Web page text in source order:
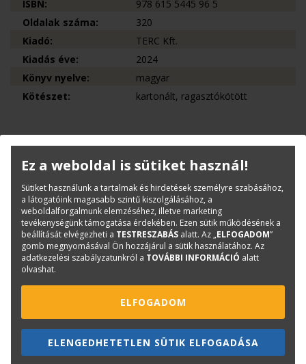
ISBN:
978 615 5445 96 5
Oldalak száma:
320
Kiadó:
TERC Kft.
Kiadás éve:
2024
Könyv nyelve:
magyar
Kötészet:
kartonált, ragasztókötött
Kérdése van?
Könyvesboltvezető
konyvrendeles@terc.hu
+36 70 670 5194
Mások ezt is megvásárolták...
Ez a weboldal is sütiket használ!
Sütiket használunk a tartalmak és hirdetések személyre szabásához,
a látogatóink magasabb szintű kiszolgálásához, a
weboldalforgalmunk elemzéséhez, illetve marketing
tevékenységünk támogatása érdekében. Ezen sütik működésének a
beállítását elvégezheti a TESTRESZABÁS alatt. Az „ELFOGADOM”
gomb megnyomásával Ön hozzájárul a sütik használatához. Az
adatkezelési szabályzatunkról a TOVÁBBI INFORMÁCIÓ alatt
olvashat.
ELFOGADOM
ELENGEDHETETLEN SÜTIK ELFOGADÁSA